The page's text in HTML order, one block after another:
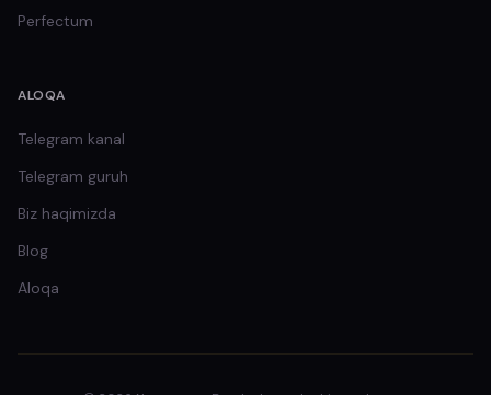
Perfectum
ALOQA
Telegram kanal
Telegram guruh
Biz haqimizda
Blog
Aloqa